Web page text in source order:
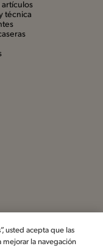
artículos
técnica
usted acepta que las
mejorar la navegación